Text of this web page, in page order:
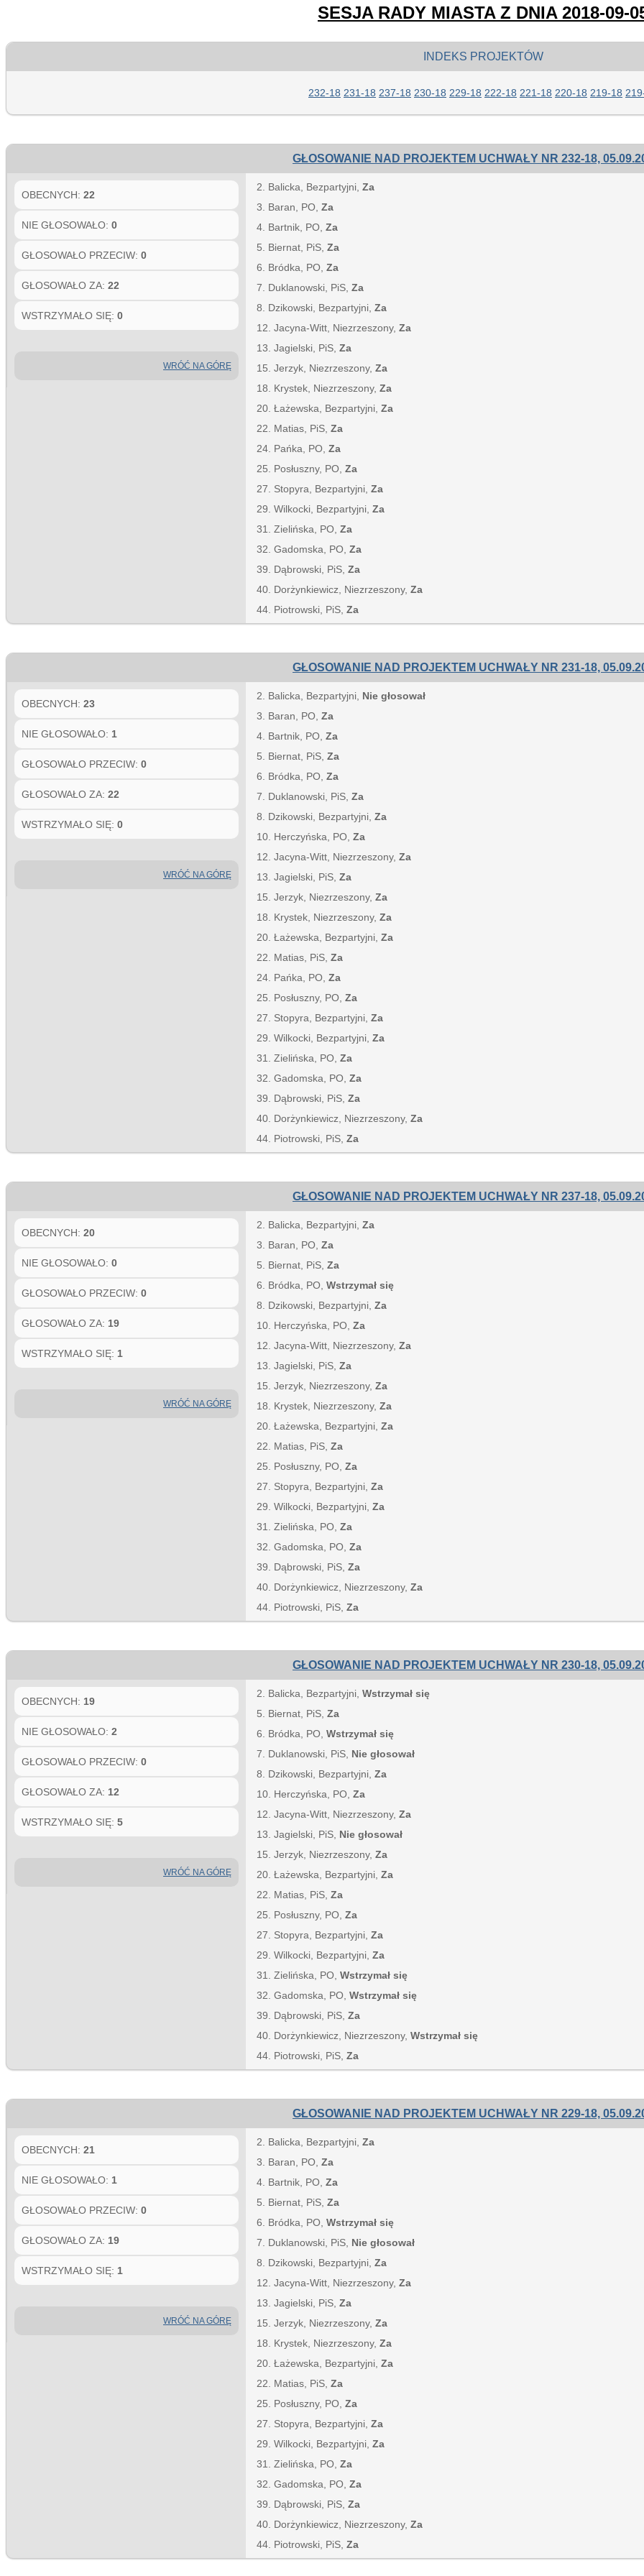
SESJA RADY MIASTA Z DNIA 2018-09-
INDEKS PROJEKTÓW
232-18 231-18 237-18 230-18 229-18 222-18 221-18 220-18 219-18
GŁOSOWANIE NAD PROJEKTEM UCHWAŁY NR 232-18,
OBECNYCH: 22
NIE GŁOSOWAŁO: 0
GŁOSOWAŁO PRZECIW: 0
GŁOSOWAŁO ZA: 22
WSTRZYMAŁO SIĘ: 0
WRÓĆ NA GÓRĘ
2. Balicka, Bezpartyjni, Za
3. Baran, PO, Za
4. Bartnik, PO, Za
5. Biernat, PiS, Za
6. Bródka, PO, Za
7. Duklanowski, PiS, Za
8. Dzikowski, Bezpartyjni, Za
12. Jacyna-Witt, Niezrzeszony, Za
13. Jagielski, PiS, Za
15. Jerzyk, Niezrzeszony, Za
18. Krystek, Niezrzeszony, Za
20. Łażewska, Bezpartyjni, Za
22. Matias, PiS, Za
24. Pańka, PO, Za
25. Posłuszny, PO, Za
27. Stopyra, Bezpartyjni, Za
29. Wilkocki, Bezpartyjni, Za
31. Zielińska, PO, Za
32. Gadomska, PO, Za
39. Dąbrowski, PiS, Za
40. Dorżynkiewicz, Niezrzeszony, Za
44. Piotrowski, PiS, Za
GŁOSOWANIE NAD PROJEKTEM UCHWAŁY NR 231-18,
OBECNYCH: 23
NIE GŁOSOWAŁO: 1
GŁOSOWAŁO PRZECIW: 0
GŁOSOWAŁO ZA: 22
WSTRZYMAŁO SIĘ: 0
WRÓĆ NA GÓRĘ
2. Balicka, Bezpartyjni, Nie głosował
3. Baran, PO, Za
4. Bartnik, PO, Za
5. Biernat, PiS, Za
6. Bródka, PO, Za
7. Duklanowski, PiS, Za
8. Dzikowski, Bezpartyjni, Za
10. Herczyńska, PO, Za
12. Jacyna-Witt, Niezrzeszony, Za
13. Jagielski, PiS, Za
15. Jerzyk, Niezrzeszony, Za
18. Krystek, Niezrzeszony, Za
20. Łażewska, Bezpartyjni, Za
22. Matias, PiS, Za
24. Pańka, PO, Za
25. Posłuszny, PO, Za
27. Stopyra, Bezpartyjni, Za
29. Wilkocki, Bezpartyjni, Za
31. Zielińska, PO, Za
32. Gadomska, PO, Za
39. Dąbrowski, PiS, Za
40. Dorżynkiewicz, Niezrzeszony, Za
44. Piotrowski, PiS, Za
GŁOSOWANIE NAD PROJEKTEM UCHWAŁY NR 237-18,
OBECNYCH: 20
NIE GŁOSOWAŁO: 0
GŁOSOWAŁO PRZECIW: 0
GŁOSOWAŁO ZA: 19
WSTRZYMAŁO SIĘ: 1
WRÓĆ NA GÓRĘ
2. Balicka, Bezpartyjni, Za
3. Baran, PO, Za
5. Biernat, PiS, Za
6. Bródka, PO, Wstrzymał się
8. Dzikowski, Bezpartyjni, Za
10. Herczyńska, PO, Za
12. Jacyna-Witt, Niezrzeszony, Za
13. Jagielski, PiS, Za
15. Jerzyk, Niezrzeszony, Za
18. Krystek, Niezrzeszony, Za
20. Łażewska, Bezpartyjni, Za
22. Matias, PiS, Za
25. Posłuszny, PO, Za
27. Stopyra, Bezpartyjni, Za
29. Wilkocki, Bezpartyjni, Za
31. Zielińska, PO, Za
32. Gadomska, PO, Za
39. Dąbrowski, PiS, Za
40. Dorżynkiewicz, Niezrzeszony, Za
44. Piotrowski, PiS, Za
GŁOSOWANIE NAD PROJEKTEM UCHWAŁY NR 230-18,
OBECNYCH: 19
NIE GŁOSOWAŁO: 2
GŁOSOWAŁO PRZECIW: 0
GŁOSOWAŁO ZA: 12
WSTRZYMAŁO SIĘ: 5
WRÓĆ NA GÓRĘ
2. Balicka, Bezpartyjni, Wstrzymał się
5. Biernat, PiS, Za
6. Bródka, PO, Wstrzymał się
7. Duklanowski, PiS, Nie głosował
8. Dzikowski, Bezpartyjni, Za
10. Herczyńska, PO, Za
12. Jacyna-Witt, Niezrzeszony, Za
13. Jagielski, PiS, Nie głosował
15. Jerzyk, Niezrzeszony, Za
20. Łażewska, Bezpartyjni, Za
22. Matias, PiS, Za
25. Posłuszny, PO, Za
27. Stopyra, Bezpartyjni, Za
29. Wilkocki, Bezpartyjni, Za
31. Zielińska, PO, Wstrzymał się
32. Gadomska, PO, Wstrzymał się
39. Dąbrowski, PiS, Za
40. Dorżynkiewicz, Niezrzeszony, Wstrzymał się
44. Piotrowski, PiS, Za
GŁOSOWANIE NAD PROJEKTEM UCHWAŁY NR 229-18,
OBECNYCH: 21
NIE GŁOSOWAŁO: 1
GŁOSOWAŁO PRZECIW: 0
GŁOSOWAŁO ZA: 19
WSTRZYMAŁO SIĘ: 1
WRÓĆ NA GÓRĘ
2. Balicka, Bezpartyjni, Za
3. Baran, PO, Za
4. Bartnik, PO, Za
5. Biernat, PiS, Za
6. Bródka, PO, Wstrzymał się
7. Duklanowski, PiS, Nie głosował
8. Dzikowski, Bezpartyjni, Za
12. Jacyna-Witt, Niezrzeszony, Za
13. Jagielski, PiS, Za
15. Jerzyk, Niezrzeszony, Za
18. Krystek, Niezrzeszony, Za
20. Łażewska, Bezpartyjni, Za
22. Matias, PiS, Za
25. Posłuszny, PO, Za
27. Stopyra, Bezpartyjni, Za
29. Wilkocki, Bezpartyjni, Za
31. Zielińska, PO, Za
32. Gadomska, PO, Za
39. Dąbrowski, PiS, Za
40. Dorżynkiewicz, Niezrzeszony, Za
44. Piotrowski, PiS, Za